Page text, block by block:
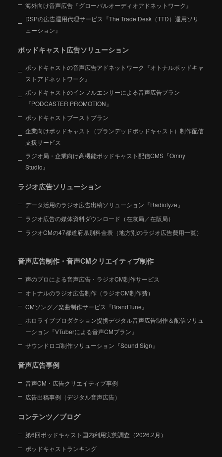
海外向け音声広告『グローバルオーディオアドネットワーク』
DSPの広告運用代理サービス『The Trade Desk（TTD）運用ソリ
ューション』
ポッドキャスト広告ソリューション
ポッドキャストの音声広告アドネットワーク『オトナルポッドキャ
ストアドネットワーク』
ポッドキャストのインフルエンサーによる音声広告プラン
『PODCASTER PROMOTION』
ポッドキャストブーストプラン
企業向けポッドキャスト（ブランデッドポッドキャスト）制作配信
支援サービス
ラジオ局・企業向け高機能ポッドキャスト配信CMS『Omny
Studio』
ラジオ広告ソリューション
データ活用のラジオ広告出稿ソリューション『Radiolyze』
ラジオ広告の媒体資料ダウンロード（在京局／在阪局）
ラジオCMの47都道府県別料金表（地方別のラジオ広告費用一覧）
音声広告制作・音声CMクリエイティブ制作
声のプロによる音声広告・ラジオCM制作サービス
オトナルのラジオ広告制作（ラジオCM制作費）
CMソング／楽曲制作サービス『BrandTune』
ホロライブプロダクション提携デジタル音声広告制作＆配信ソリュ
ーション 『VTuberによる音声CMプラン』
サウンドロゴ制作ソリューション『Sound Sign』
音声広告事例
音声CM・広告クリエイティブ事例
広告出稿事例（デジタル音声広告）
コンテンツ／ブログ
第6回ポッドキャスト国内利用実態調査（2026.2月）
ポッドキャストランキング